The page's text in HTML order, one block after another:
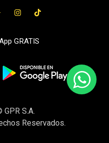
GRATIS
S.A.
Reservados.